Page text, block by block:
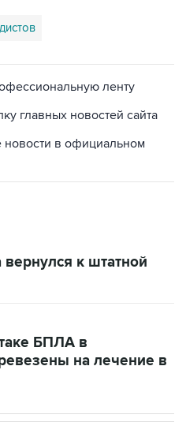
ленту
главных новостей сайта
новости в официальном
к штатной
БПЛА в
на лечение в